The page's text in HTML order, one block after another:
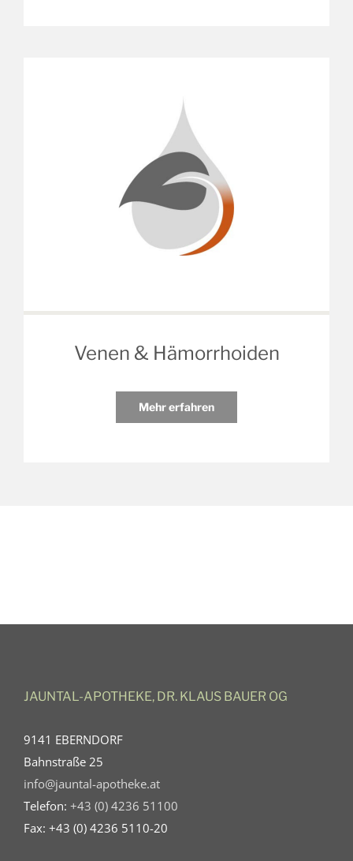
Venen & Hämorrhoiden
Mehr erfahren
JAUNTAL-APOTHEKE, DR. KLAUS BAUER OG
9141 EBERNDORF
Bahnstraße 25
info@jauntal-apotheke.at
Telefon: +43 (0) 4236 51100
Fax: +43 (0) 4236 5110-20